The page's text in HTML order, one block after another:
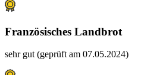
Französisches Landbrot
sehr gut (geprüft am 07.05.2024)